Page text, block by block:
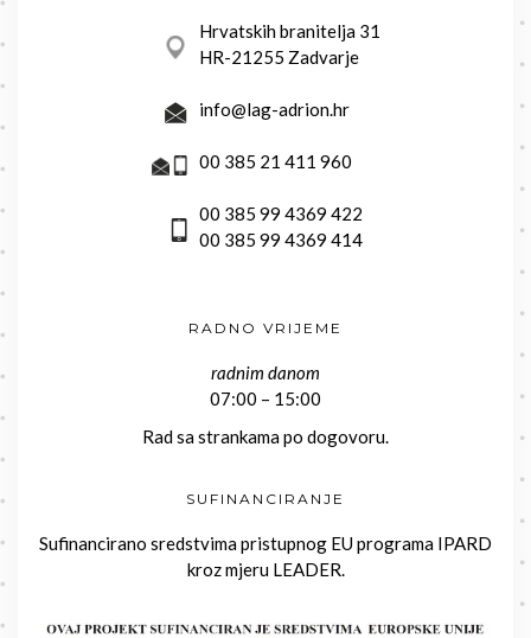
Hrvatskih branitelja 31
HR-21255 Zadvarje
info@lag-adrion.hr
00 385 21 411 960
00 385 99 4369 422
00 385 99 4369 414
RADNO VRIJEME
radnim danom
07:00 – 15:00
Rad sa strankama po dogovoru.
SUFINANCIRANJE
Sufinancirano sredstvima pristupnog EU programa IPARD
kroz mjeru LEADER.